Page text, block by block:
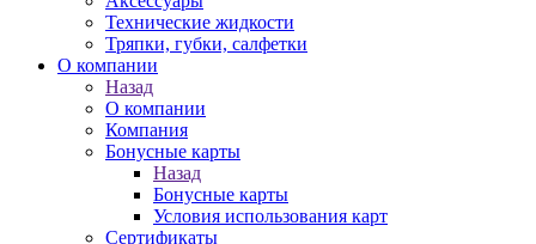
Технические жидкости
Тряпки, губки, салфетки
О компании
Назад
О компании
Компания
Бонусные карты
Назад
Бонусные карты
Условия использования карт
Сертификаты